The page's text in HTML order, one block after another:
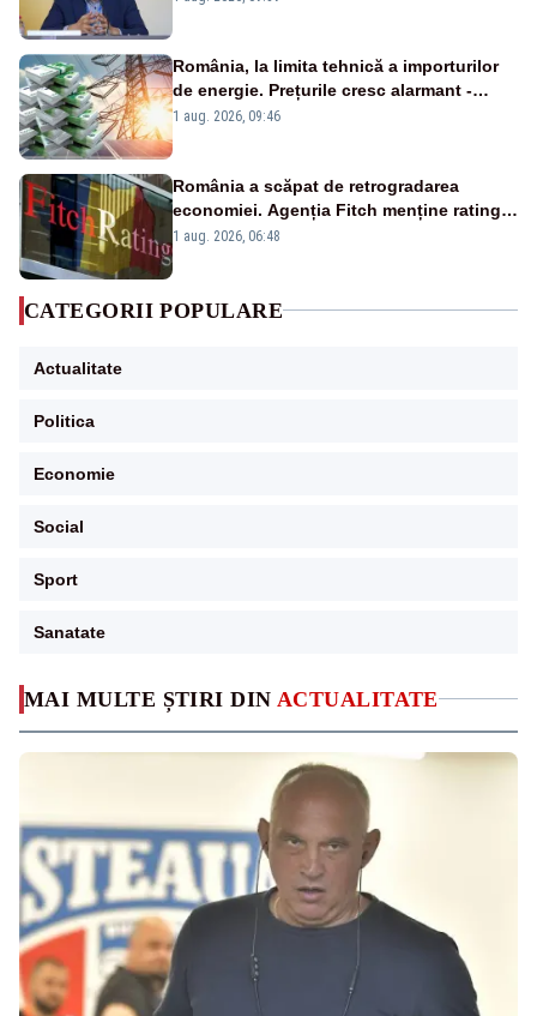
MAI MULTE ȘTIRI DIN ACTUALITATE
România, la limita tehnică a importurilor
de energie. Prețurile cresc alarmant -
Analiză Realitatea Plus
1 aug. 2026, 09:46
România a scăpat de retrogradarea
economiei. Agenția Fitch menține ratingul
„BBB-” cu perspectivă negativă
1 aug. 2026, 06:48
CATEGORII POPULARE
Actualitate
Politica
Economie
Social
Sport
Sanatate